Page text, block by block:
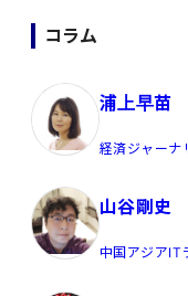
コラム
浦上早苗
経済ジャーナ
山谷剛史
中国アジアIT